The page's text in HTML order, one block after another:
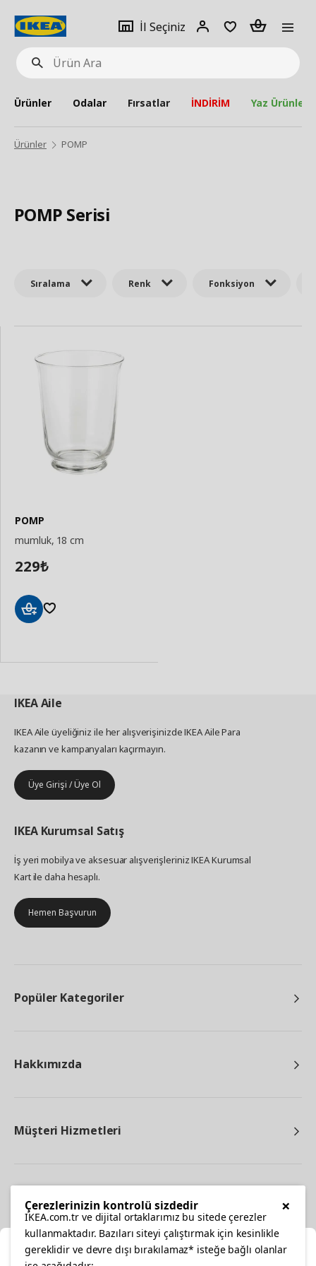
Ürün
Ara
İl Seçiniz
Giriş
Adet
Ürünler Odalar Fırsatlar İNDİRİM Yaz Ürünleri
Ürünler POMP
POMP Serisi
Sıralama Renk Fonksiyon
POMP
mumluk, 18 cm
229₺
IKEAAile
IKEA Aile üyeliğiniz ile her alışverişinizde IKEA Aile Para
kazanın ve kampanyaları kaçırmayın.
Üye Girişi / Üye Ol
IKEA Kurumsal Satış
İş yeri mobilya ve aksesuar alışverişleriniz IKEA Kurumsal
Kart ile daha hesaplı.
Hemen Başvurun
Popüler Kategoriler
Hakkımızda
Müşteri Hizmetleri
×
Çerezlerinizin kontrolü sizdedir
IKEA.com.tr ve dijital ortaklarımız bu sitede çerezler
kullanmaktadır. Bazıları siteyi çalıştırmak için kesinlikle
gereklidir ve devre dışı bırakılamaz* isteğe bağlı olanlar